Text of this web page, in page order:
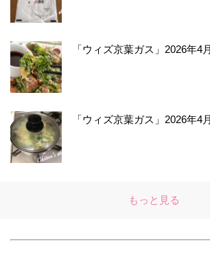
「ウィズ京葉ガス」2026年4
「ウィズ京葉ガス」2026年4
もっと見る